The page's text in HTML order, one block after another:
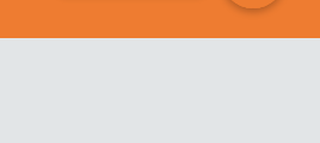
Open